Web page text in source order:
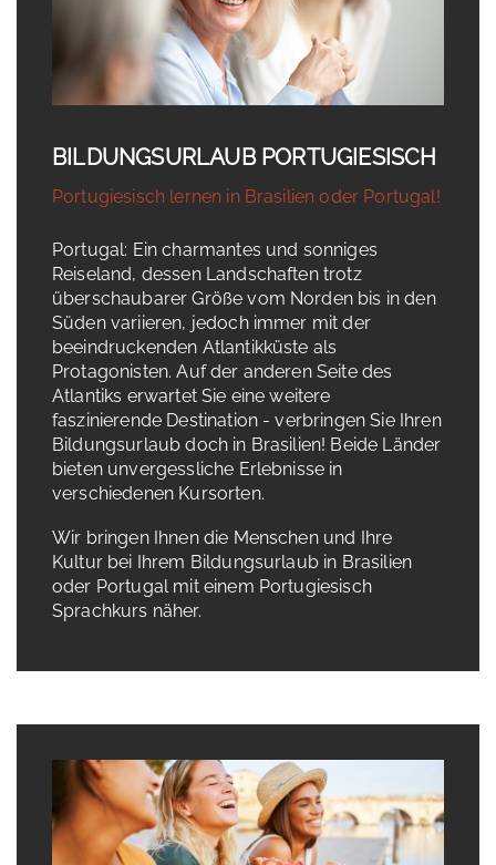
BILDUNGSURLAUB PORTUGIESISCH
Portugiesisch lernen in Brasilien oder Portugal!
Portugal: Ein charmantes und sonniges
Reiseland, dessen Landschaften trotz
überschaubarer Größe vom Norden bis in den
Süden variieren, jedoch immer mit der
beeindruckenden Atlantikküste als
Protagonisten. Auf der anderen Seite des
Atlantiks erwartet Sie eine weitere
faszinierende Destination - verbringen Sie Ihren
Bildungsurlaub doch in Brasilien! Beide Länder
bieten unvergessliche Erlebnisse in
verschiedenen Kursorten.
Wir bringen Ihnen die Menschen und Ihre
Kultur bei Ihrem Bildungsurlaub in Brasilien
oder Portugal mit einem Portugiesisch
Sprachkurs näher.